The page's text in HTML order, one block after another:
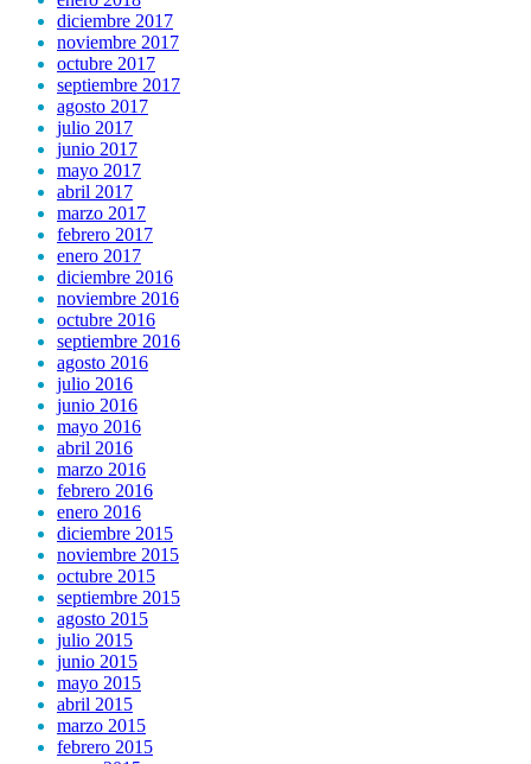
diciembre 2017
noviembre 2017
octubre 2017
septiembre 2017
agosto 2017
julio 2017
junio 2017
mayo 2017
abril 2017
marzo 2017
febrero 2017
enero 2017
diciembre 2016
noviembre 2016
octubre 2016
septiembre 2016
agosto 2016
julio 2016
junio 2016
mayo 2016
abril 2016
marzo 2016
febrero 2016
enero 2016
diciembre 2015
noviembre 2015
octubre 2015
septiembre 2015
agosto 2015
julio 2015
junio 2015
mayo 2015
abril 2015
marzo 2015
febrero 2015